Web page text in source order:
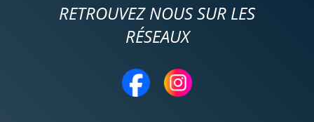
RETROUVEZ NOUS SUR LES
RÉSEAUX